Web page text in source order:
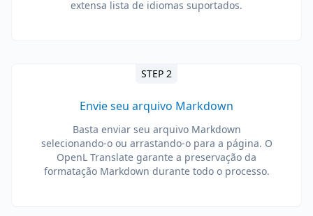
extensa lista de idiomas suportados.
STEP 2
Envie seu arquivo Markdown
Basta enviar seu arquivo Markdown
selecionando-o ou arrastando-o para a página. O
OpenL Translate garante a preservação da
formatação Markdown durante todo o processo.